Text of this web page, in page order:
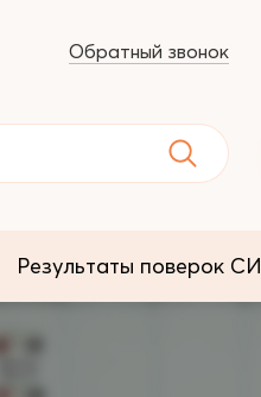
Обратный звонок
Результаты поверок СИ